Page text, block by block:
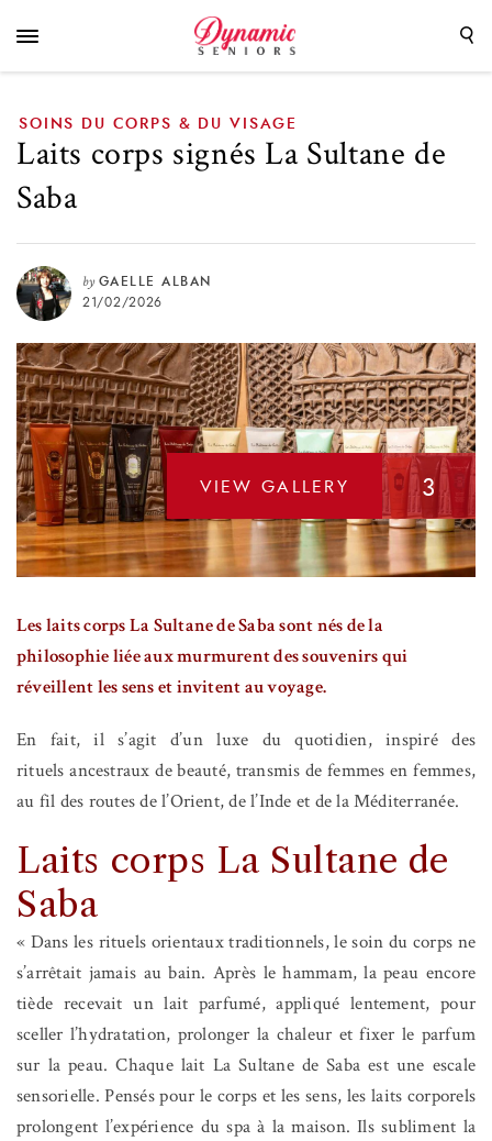
SOINS DU CORPS & DU VISAGE
Laits corps signés La Sultane de
Saba
by GAELLE ALBAN
21/02/2026
VIEW GALLERY 3
Les laits corps La Sultane de Saba sont nés de la
philosophie liée aux murmurent des souvenirs qui
réveillent les sens et invitent au voyage.
En fait, il s’agit d’un luxe du quotidien, inspiré des
rituels ancestraux de beauté, transmis de femmes en femmes,
au fil des routes de l’Orient, de l’Inde et de la Méditerranée.
Laits corps La Sultane de
Saba
« Dans les rituels orientaux traditionnels, le soin du corps ne
s’arrêtait jamais au bain. Après le hammam, la peau encore
tiède recevait un lait parfumé, appliqué lentement, pour
sceller l’hydratation, prolonger la chaleur et fixer le parfum
sur la peau. Chaque lait La Sultane de Saba est une escale
sensorielle. Pensés pour le corps et les sens, les laits corporels
prolongent l’expérience du spa à la maison. Ils subliment la